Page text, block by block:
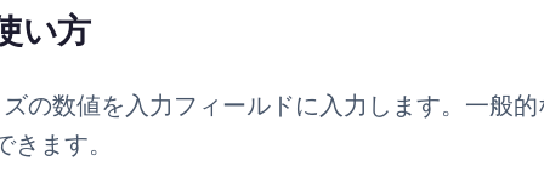
い方
の数値を入力フィールドに入力します。一般的
ます。